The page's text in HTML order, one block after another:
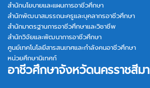
สำนักนโยบายและแผนการอาชีวศึกษา
สำนักพัฒนาสมรรถนะครูและบุคลากรอาชีวศึกษา
สำนักมาตรฐานการอาชีวศึกษาและวิชาชีพ
สำนักวิจัยและพัฒนาการอาชีวศึกษา
ศูนย์เทคโนโลยีสารสนเทศและกำลังคนอาชีวศึกษา
หน่วยศึกษานิเทศก์
อาชีวศึกษาจังหวัดนครราชสีมา